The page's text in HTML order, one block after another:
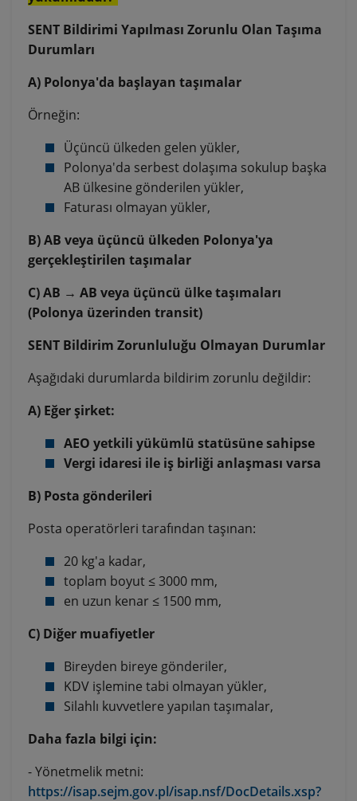
SENT Bildirimi Yapılması Zorunlu Olan Taşıma
Durumları
A) Polonya'da başlayan taşımalar
Örneğin:
Üçüncü ülkeden gelen yükler,
Polonya'da serbest dolaşıma sokulup başka
AB ülkesine gönderilen yükler,
Faturası olmayan yükler,
B) AB veya üçüncü ülkeden Polonya'ya
gerçekleştirilen taşımalar
C) AB → AB veya üçüncü ülke taşımaları
(Polonya üzerinden transit)
SENT Bildirim Zorunluluğu Olmayan Durumlar
Aşağıdaki durumlarda bildirim zorunlu değildir:
A) Eğer şirket:
AEO yetkili yükümlü statüsüne sahipse
Vergi idaresi ile iş birliği anlaşması varsa
B) Posta gönderileri
Posta operatörleri tarafından taşınan:
20 kg'a kadar,
toplam boyut ≤ 3000 mm,
en uzun kenar ≤ 1500 mm,
C) Diğer muafiyetler
Bireyden bireye gönderiler,
KDV işlemine tabi olmayan yükler,
Silahlı kuvvetlere yapılan taşımalar,
Daha fazla bilgi için:
- Yönetmelik metni:
https://isap.sejm.gov.pl/isap.nsf/DocDetails.xsp?